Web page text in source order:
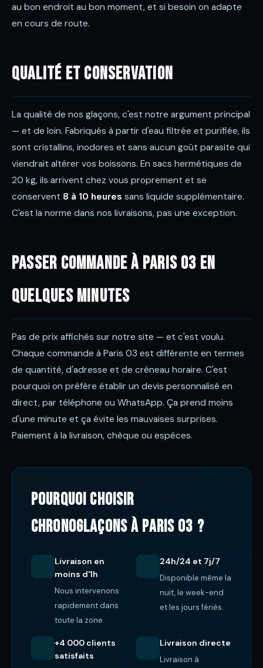
au bon endroit au bon moment, et si besoin on adapte
en cours de route.
Qualité et conservation
La qualité de nos glaçons, c'est notre argument principal
— et de loin. Fabriqués à partir d'eau filtrée et purifiée, ils
sont cristallins, inodores et sans aucun goût parasite qui
viendrait altérer vos boissons. En sacs hermétiques de
20 kg, ils arrivent chez vous proprement et se
conservent 8 à 10 heures sans liquide supplémentaire.
C'est la norme dans nos livraisons, pas une exception.
Passer commande à Paris 03 en
quelques minutes
Pas de prix affichés sur notre site — et c'est voulu.
Chaque commande à Paris 03 est différente en termes
de quantité, d'adresse et de créneau horaire. C'est
pourquoi on préfère établir un devis personnalisé en
direct, par téléphone ou WhatsApp. Ça prend moins
d'une minute et ça évite les mauvaises surprises.
Paiement à la livraison, chèque ou espèces.
Pourquoi choisir
ChronoGlaçons à Paris 03 ?
Livraison en
moins d'1h
Nous intervenons
rapidement dans
toute la zone.
24h/24 et 7j/7
Disponible même la
nuit, le week-end
et les jours fériés.
+4 000 clients
satisfaits
Livraison directe
Livraison à